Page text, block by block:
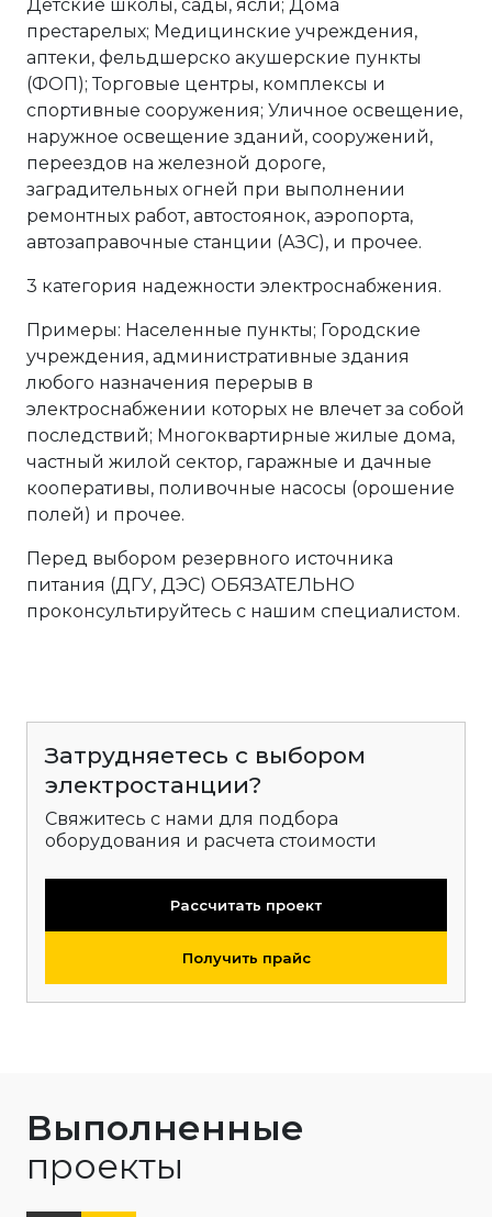
Детские школы, сады, ясли; Дома
престарелых; Медицинские учреждения,
аптеки, фельдшерско акушерские пункты
(ФОП); Торговые центры, комплексы и
спортивные сооружения; Уличное освещение,
наружное освещение зданий, сооружений,
переездов на железной дороге,
заградительных огней при выполнении
ремонтных работ, автостоянок, аэропорта,
автозаправочные станции (АЗС), и прочее.
3 категория надежности электроснабжения.
Примеры: Населенные пункты; Городские
учреждения, административные здания
любого назначения перерыв в
электроснабжении которых не влечет за собой
последствий; Многоквартирные жилые дома,
частный жилой сектор, гаражные и дачные
кооперативы, поливочные насосы (орошение
полей) и прочее.
Перед выбором резервного источника
питания (ДГУ, ДЭС) ОБЯЗАТЕЛЬНО
проконсультируйтесь с нашим специалистом.
Затрудняетесь с выбором
электростанции?
Свяжитесь с нами для подбора
оборудования и расчета стоимости
Рассчитать проект
Получить прайс
Выполненные
проекты